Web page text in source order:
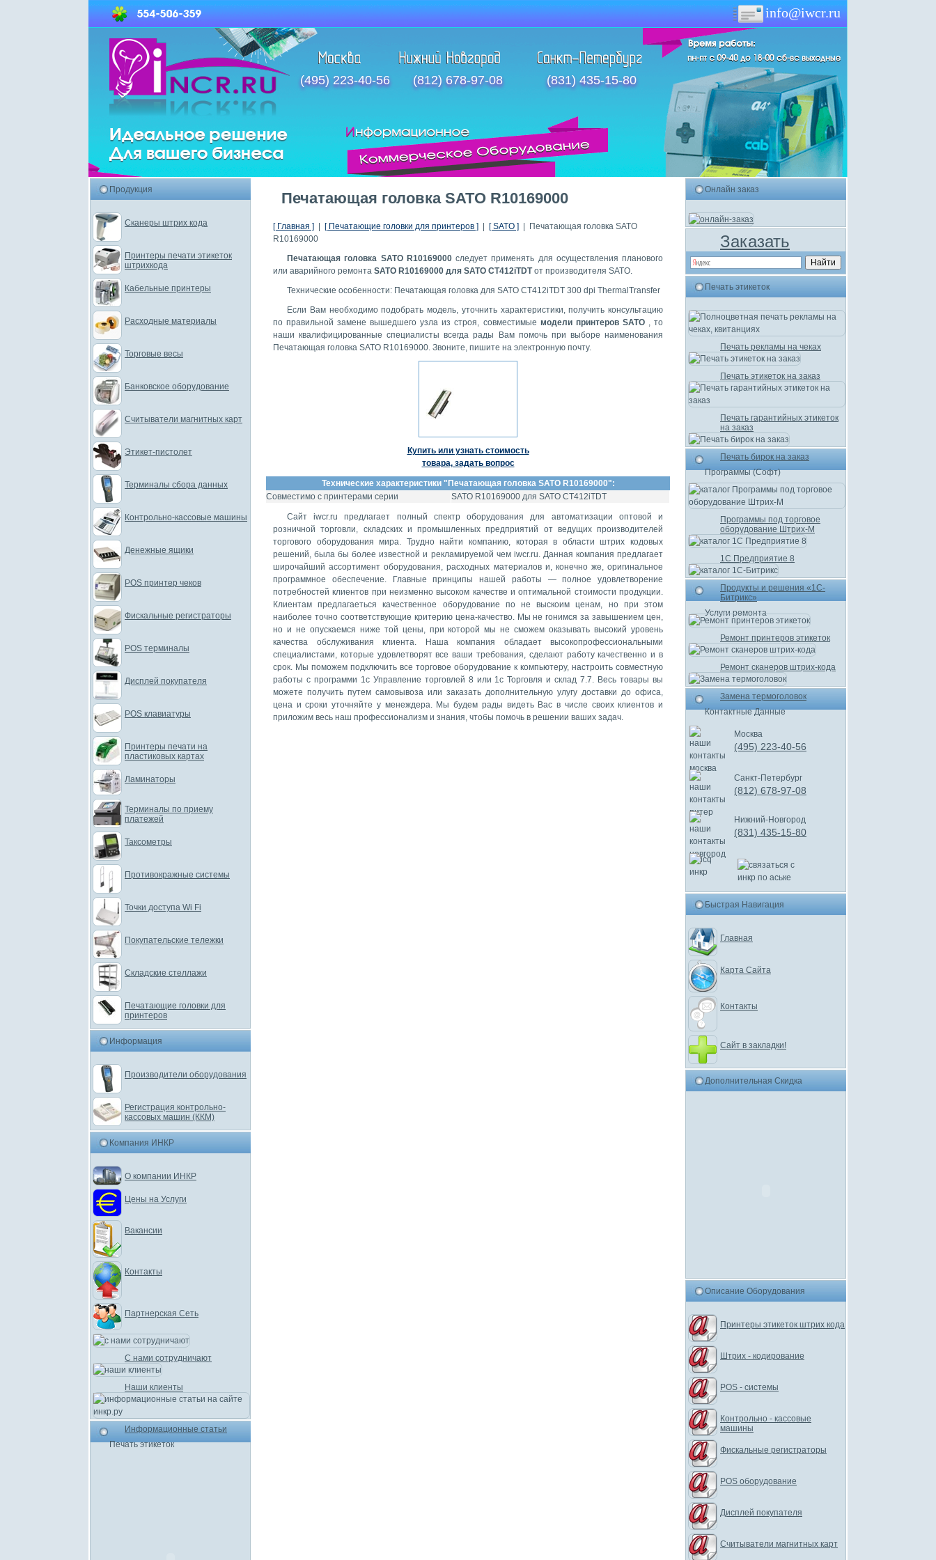
info@iwcr.ru
(495) 223-40-56 (812) 678-97-08 (831) 435-15-80
Печатающая головка SATO R10169000
[ Главная ] [ Печатающие головки для принтеров ] [ SATO ] | Печатающая головка SATO
R10169000
Печатающая головка SATO R10169000 следует применять для осуществления планового
или аварийного ремонта SATO R10169000 для SATO CT412iTDTот производителя SATO.
Технические особенности: Печатающая головка для SATO CT412iTDT 300 dpi ThermalTransfer
Если Вам необходимо подобрать модель, уточнить характеристики, получить консультацию
по правильной замене вышедшего узла из строя, совместимые модели принтеров SATO , то
наши квалифицированные специалисты всегда рады Вам помочь при выборе наименования
Печатающая головка SATO R10169000. Звоните, пишите на электронную почту.
Купить или узнать стоимость
товара, задать вопрос
Технические характеристики " Печатающая головка SATO R10169000":
Совместимо с принтерами серии
SATO R10169000 для SATO CT412iTDT
Сайт iwcr.ru предлагает полный спектр оборудования для автоматизации оптовой и
розничной торговли, складских и промышленных предприятий от ведущих производителей
торгового оборудования мира. Трудно найти компанию, которая в области штрих кодовых
решений, была бы более известной и рекламируемой чем iwcr.ru. Данная компания предлагает
широчайший ассортимент оборудования, расходных материалов и, конечно же, оригинальное
программное обеспечение. Главные принципы нашей работы — полное удовлетворение
потребностей клиентов при неизменно высоком качестве и оптимальной стоимости продукции.
Клиентам предлагаеться качественное оборудование по не выскоим ценам, но при этом
наиболее точно соответствующие критерию цена-качество. Мы не гонимся за завышением цен,
но и не опускаемся ниже той цены, при которой мы не сможем оказывать высокий уровень
качества обслуживания клиента. Наша компания обладает высокопрофессиональными
специалистами, которые удовлетворят все ваши требования, сделают работу качественно и в
срок. Мы поможем подключить все торговое оборудование к компьютеру, настроить совместную
работы с программи 1с Управление торговлей 8 или 1с Торговля и склад 7.7. Весь товары вы
можете получить путем самовывоза или заказать дополнительную улугу доставки до офиса,
цена и сроки уточняйте у менеждера. Мы будем рады видеть Вас в числе своих клиентов и
приложим весь наш профессионализм и знания, чтобы помочь в решении ваших задач.
Продукция
Сканеры штрих кода
Принтеры печати этикеток
штрихкода
Кабельные принтеры
Расходные материалы
Торговые весы
Банковское оборудование
Считыватели магнитных карт
Этикет-пистолет
Терминалы сбора данных
Контрольно-кассовые машины
Денежные ящики
POS принтер чеков
Фискальные регистраторы
POS терминалы
Дисплей покупателя
POS клавиатуры
Принтеры печати на
пластиковых картах
Ламинаторы
Терминалы по приему
платежей
Таксометры
Противокражные системы
Точки доступа Wi Fi
Покупательские тележки
Складские стеллажи
Печатающие головки для
принтеров
Информация
Производители оборудования
Регистрация контрольно-
кассовых машин (ККМ)
Компания ИНКР
О компании ИНКР
Цены на Услуги
Вакансии
Контакты
Партнерская Сеть
С нами сотрудничают
Наши клиенты
Информационные статьи
Печать этикеток
Онлайн заказ
Заказать
Печать этикеток
Печать рекламы на чеках
Печать этикеток на заказ
Печать гарантийных этикеток
на заказ
Печать бирок на заказ
Программы (Софт)
Программы под торговое
оборудование Штрих-М
1С Предприятие 8
Продукты и решения «1С-
Битрикс»
Услуги ремонта
Ремонт принтеров этикеток
Ремонт сканеров штрих-кода
Замена термоголовок
Контактные Данные
Москва
(495) 223-40-56
Санкт-Петербург
(812) 678-97-08
Нижний-Новгород
(831) 435-15-80
Быстрая Навигация
Главная
Карта Сайта
Контакты
Сайт в закладки!
Дополнительная Скидка
Описание Оборудования
Принтеры этикеток штрих кода
Штрих - кодирование
POS - системы
Контрольно - кассовые
машины
Фискальные регистраторы
POS оборудование
Дисплей покупателя
Считыватели магнитных карт